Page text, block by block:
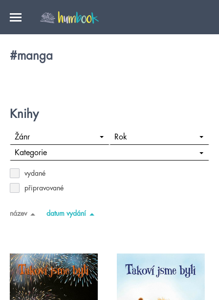
#manga
Knihy
Žánr Rok
Kategorie
vydané
připravované
název datum vydání